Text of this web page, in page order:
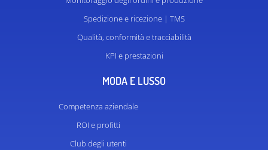
Spedizione e ricezione | TMS
Qualità, conformità e tracciabilità
KPI e prestazioni
MODA E LUSSO
Competenza aziendale
ROI e profitti
Club degli utenti